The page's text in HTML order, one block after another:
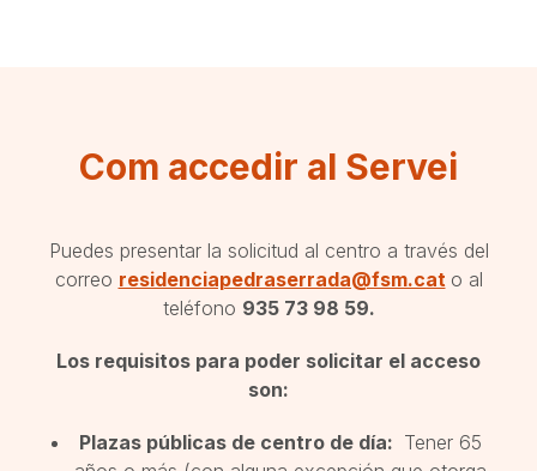
Com accedir al Servei
Puedes presentar la solicitud al centro a través del
correo residenciapedraserrada@fsm.cat o al
teléfono 935 73 98 59.
Los requisitos para poder solicitar el acceso
son:
Plazas públicas de centro de día: Tener 65